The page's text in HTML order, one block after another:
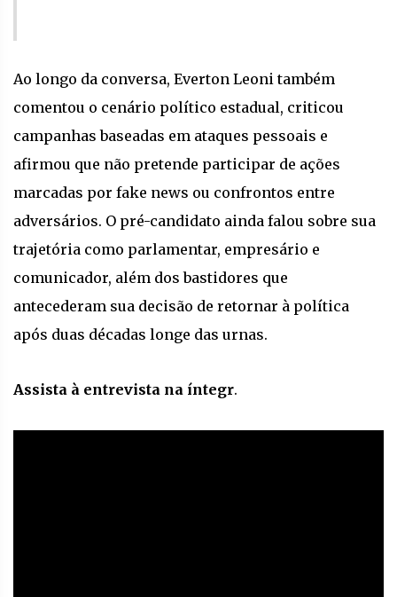
Ao longo da conversa, Everton Leoni também
comentou o cenário político estadual, criticou
campanhas baseadas em ataques pessoais e
afirmou que não pretende participar de ações
marcadas por fake news ou confrontos entre
adversários. O pré-candidato ainda falou sobre sua
trajetória como parlamentar, empresário e
comunicador, além dos bastidores que
antecederam sua decisão de retornar à política
após duas décadas longe das urnas.
Assista à entrevista na íntegr.